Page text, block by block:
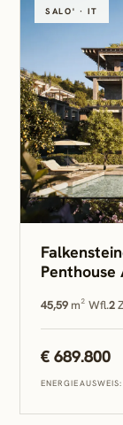
SALO' · IT
45,59 m² Wfl.2
€ 689.800